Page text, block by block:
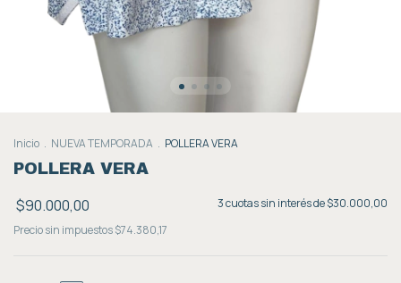
Inicio . NUEVA TEMPORADA . POLLERA VERA
POLLERA VERA
$90.000,00 3cuotas sin interés de$30.000,00
Precio sin impuestos$74.380,17